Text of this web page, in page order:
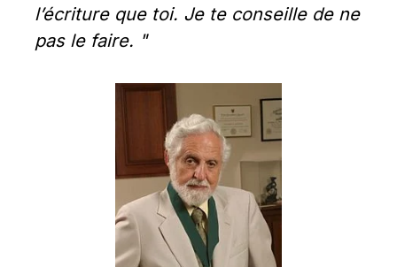
l’écriture que toi. Je te conseille de ne
pas le faire. "